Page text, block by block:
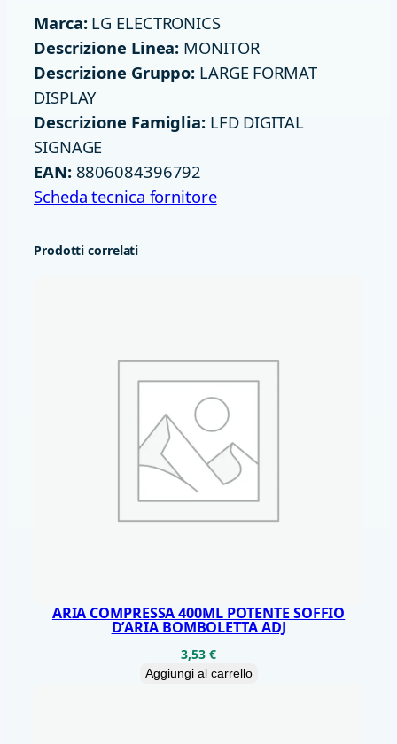
K
3
0
0
N
I
T
W
I
I
Marca:LG ELECTRONICS
Descrizione Linea: MONITOR
Descrizione Gruppo: LARGE FORMAT
DISPLAY
Descrizione Famiglia:LFD DIGITAL
SIGNAGE
EAN:8806084396792
Scheda tecnica fornitore
Prodotti correlati
ARIA COMPRESSA 400ML POTENTE SOFFIO
D’ARIA BOMBOLETTA ADJ
3,53 €
Aggiungi al carrello